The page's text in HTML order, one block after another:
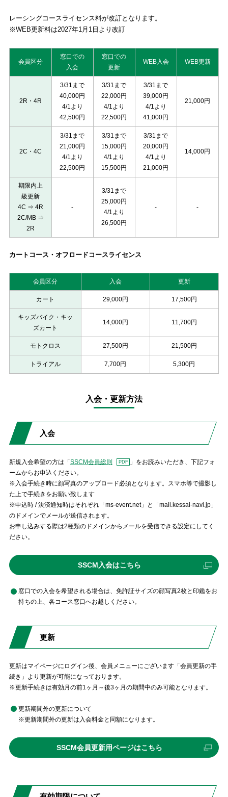
レーシングコースライセンス料が改訂となります。
※WEB更新料は2027年1月1日より改訂
会員区分
窓口での
入会
窓口での
更新
WEB入会 WEB更新
2R・4R
3/31まで
40,000円
4/1より
42,500円
3/31まで
22,000円
4/1より
22,500円
3/31まで
39,000円
4/1より
41,000円
21,000円
2C・4C
3/31まで
21,000円
4/1より
22,500円
3/31まで
15,000円
4/1より
15,500円
3/31まで
20,000円
4/1より
21,000円
14,000円
期限内上
級更新
4C ⇒ 4R
2C/MB ⇒
2R
-
3/31まで
25,000円
4/1より
26,500円
- -
カートコース・オフロードコースライセンス
会員区分 入会 更新
カート 29,000円 17,500円
キッズバイク・キッ
ズカート
14,000円 11,700円
モトクロス 27,500円 21,500円
トライアル 7,700円 5,300円
入会・更新方法
入会
新規入会希望の方は「SSCM会員総則
」をお読みいただき、下記フォ
ームからお申込ください。
※入会手続き時に顔写真のアップロード必須となります。スマホ等で撮影し
た上で手続きをお願い致します
※申込時 / 決済通知時はそれぞれ「ms-event.net」と「mail.kessai-navi.jp」
のドメインでメールが送信されます。
お申し込みする際は2種類のドメインからメールを受信できる設定にしてく
ださい。
SSCM入会はこちら外
部
ン
窓口での入会を希望される場合は、免許証サイズの顔写真2枚と印鑑をお
持ちの上、各コース窓口へお越しください。
更新
更新はマイページにログイン後、会員メニューにございます「会員更新の手
続き」より更新が可能になっております。
※更新手続きは有効月の前1ヶ月～後3ヶ月の期間中のみ可能となります。
更新期間外の更新について
※更新期間外の更新は入会料金と同額になります。
SSCM会員更新用ページはこちら外
部
ク